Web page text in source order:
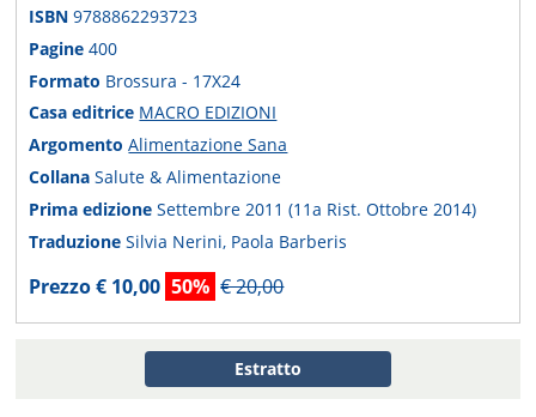
ISBN9788862293723
Pagine400
Formato Brossura - 17X24
Casa editrice MACRO EDIZIONI
ArgomentoAlimentazione Sana
CollanaSalute & Alimentazione
Prima edizioneSettembre 2011 (11a Rist. Ottobre 2014)
TraduzioneSilvia Nerini, Paola Barberis
Prezzo € 10,00 50% € 20,00
Estratto